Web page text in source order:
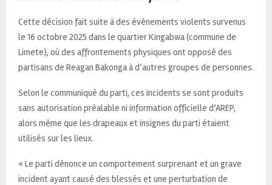
Cette décision fait suite à des événements violents survenus
le 16 octobre 2025 dans le quartier Kingabwa (commune de
Limete), où des affrontements physiques ont opposé des
partisans de Reagan Bakonga à d’autres groupes de personnes.
Selon le communiqué du parti, ces incidents se sont produits
sans autorisation préalable ni information officielle d’AREP,
alors même que les drapeaux et insignes du parti étaient
utilisés sur les lieux.
« Le parti dénonce un comportement surprenant et un grave
incident ayant causé des blessés et une perturbation de